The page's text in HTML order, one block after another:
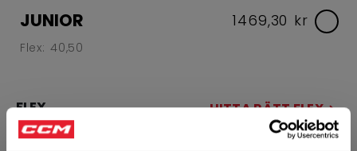
JUNIOR
Flex: 40,50
1469,30 kr
FLEX HITTA RÄTT FLEX